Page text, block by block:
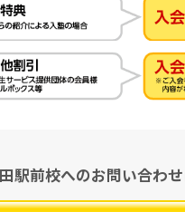
駅前校へのお問い合わ